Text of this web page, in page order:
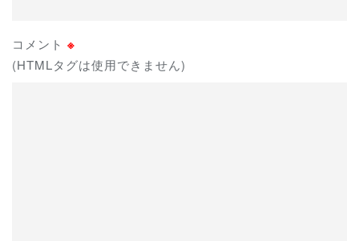
コメント ※
(HTMLタグは使用できません)